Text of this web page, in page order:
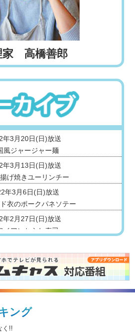
家 高橋善郎
年3月20日(日)放送
風ジャージャー麺
年3月13日(日)放送
げ焼きユーリンチー
年3月6日(日)放送
衣のポークパネソテー
年2月27日(日)放送
イアンちらし寿司
ガングリーンカレー
年2月13日(日)放送
バーニャカウダ煮込み
年1月30日(日)放送
ング
く!!